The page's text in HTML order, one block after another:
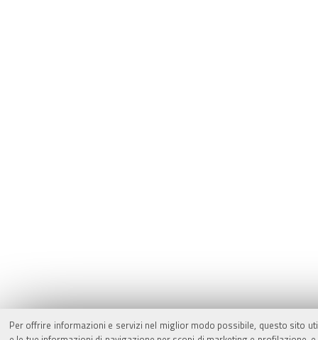
Per offrire informazioni e servizi nel miglior modo possibile, questo sito